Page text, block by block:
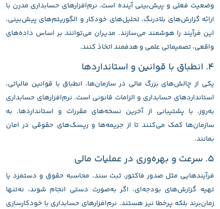
وضعیت فعلی و پیش‌بینی آینده است. نرم‌افزارهای حسابداری مدرن با
ارائه گزارش‌های بلادرنگ، تحلیل‌های خودکار و الگوریتم‌های پیش‌بینی،
این فرآیند را هوشمند می‌سازند. مدیران می‌توانند بر اساس داده‌های
واقعی، تصمیماتی علمی و هدفمند اتخاذ کنند.
۴. انطباق با قوانین و استانداردها
یکی از چالش‌های بزرگ مالی در سازمان‌ها، انطباق با قوانین مالیاتی،
استانداردهای حسابداری و الزامات قانونی است. نرم‌افزارهای حسابداری
به‌روز، با پشتیبانی از آخرین نسخه‌های مقررات و استانداردها، به
سازمان‌ها کمک می‌کنند تا از جریمه‌ها و ریسک‌های حقوقی در امان
بمانند.
۵. سرعت و بهره‌وری در عملیات مالی
فرآیندهایی مثل صدور فاکتور، ثبت سند، محاسبه حقوق و دستمزد یا
تهیه گزارش‌های بودجه‌ای، اگر به‌صورت دستی انجام شوند، نه‌تنها
زمان‌برند بلکه پرخطا نیز هستند. نرم‌افزارهای حسابداری با خودکارسازی